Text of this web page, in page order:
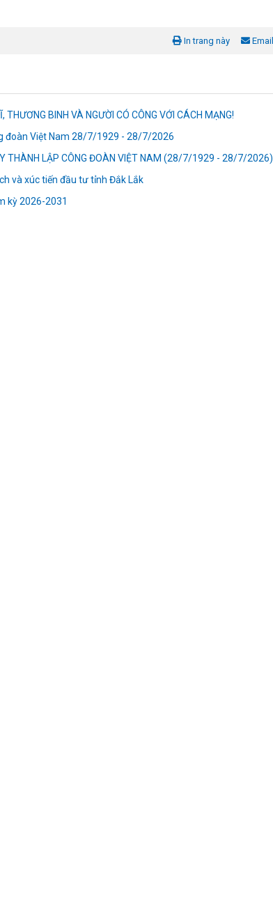
In trang này Email
THƯƠNG BINH VÀ NGƯỜI CÓ CÔNG VỚI CÁCH MẠNG!
đoàn Việt Nam 28/7/1929 - 28/7/2026
THÀNH LẬP CÔNG ĐOÀN VIỆT NAM (28/7/1929 - 28/7/2026)
và xúc tiến đầu tư tỉnh Đắk Lắk
kỳ 2026-2031